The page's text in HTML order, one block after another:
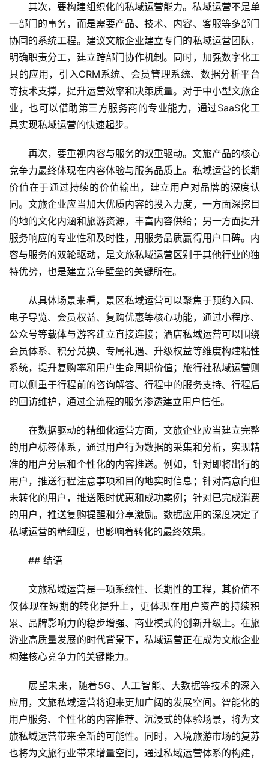
其次，要构建组织化的私域运营能力。私域运营不是单
一部门的事务，而是需要产品、技术、内容、客服等多部门
协同的系统工程。建议文旅企业建立专门的私域运营团队，
明确职责分工，建立跨部门协作机制。同时，加强数字化工
具的应用，引入CRM系统、会员管理系统、数据分析平台
等技术支撑，提升运营效率和决策质量。对于中小型文旅企
业，也可以借助第三方服务商的专业能力，通过SaaS化工
具实现私域运营的快速起步。
再次，要重视内容与服务的双重驱动。文旅产品的核心
竞争力最终体现在内容体验与服务品质上。私域运营的长期
价值在于通过持续的价值输出，建立用户对品牌的深度认
同。文旅企业应当加大优质内容的投入力度，一方面深挖目
的地的文化内涵和旅游资源，丰富内容供给；另一方面提升
服务响应的专业性和及时性，用服务品质赢得用户口碑。内
容与服务的双轮驱动，是文旅私域运营区别于其他行业的独
特优势，也是建立竞争壁垒的关键所在。
从具体场景来看，景区私域运营可以聚焦于预约入园、
电子导览、会员权益、复购优惠等核心功能，通过小程序、
公众号等载体与游客建立直接连接；酒店私域运营可以围绕
会员体系、积分兑换、专属礼遇、升级权益等维度构建粘性
系统，提升复购率和用户生命周期价值；旅行社私域运营则
可以侧重于行程前的咨询解答、行程中的服务支持、行程后
的回访维护，通过全流程的服务渗透建立用户信任。
在数据驱动的精细化运营方面，文旅企业应当建立完整
的用户标签体系，通过用户行为数据的采集和分析，实现精
准的用户分层和个性化的内容推送。例如，针对即将出行的
用户，推送行程注意事项和目的地实时信息；针对高意向但
未转化的用户，推送限时优惠和成功案例；针对已完成消费
的用户，推送复购提醒和分享激励。数据应用的深度决定了
私域运营的精细度，也影响着转化的最终效果。
## 结语
文旅私域运营是一项系统性、长期性的工程，其价值不
仅体现在短期的转化提升上，更体现在用户资产的持续积
累、品牌影响力的稳步增强、商业模式的创新升级上。在旅
游业高质量发展的时代背景下，私域运营正在成为文旅企业
构建核心竞争力的关键能力。
展望未来，随着5G、人工智能、大数据等技术的深入
应用，文旅私域运营将迎来更加广阔的发展空间。智能化的
用户服务、个性化的内容推荐、沉浸式的体验场景，将为文
旅私域运营带来全新的可能性。同时，入境旅游市场的复苏
也将为文旅行业带来增量空间，通过私域运营体系的构建，